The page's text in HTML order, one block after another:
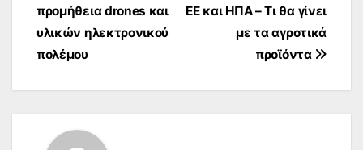
ΕΕ και ΗΠΑ – Τι θα γίνει
με τα αγροτικά
προϊόντα
προμήθεια drones και
υλικών ηλεκτρονικού
πολέμου